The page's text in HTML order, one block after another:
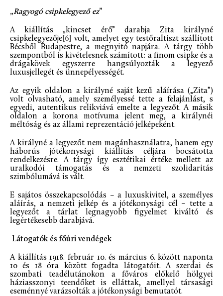
„Ragyogó csipkelegyező ez”
A kiállítás „kincset érő” darabja Zita királyné
csipkelegyezője [6]
volt, amelyet egy testőraltiszt szállított
Bécsből Budapestre, a megnyitó napjára. A tárgy több
szempontból is kivételesnek számított: a finom csipke és a
drágakövek egyszerre hangsúlyozták a legyező
luxusjellegét és ünnepélyességét.
Az egyik oldalon a királyné saját kezű aláírása („Zita”)
volt olvasható, amely személyessé tette a felajánlást, s
egyedi, autentikus relikviává emelte a legyezőt. A másik
oldalon a korona motívuma jelent meg, a királynéi
méltóság és az állami reprezentáció jelképeként.
A királyné a legyezőt nem magánhasználatra, hanem egy
háborús jótékonysági kiállítás céljára bocsátotta
rendelkezésre. A tárgy így esztétikai értéke mellett az
uralkodói támogatás és a nemzeti szolidaritás
szimbólumává is vált.
E sajátos összekapcsolódás – a luxuskivitel, a személyes
aláírás, a nemzeti jelkép és a jótékonysági cél – tette a
legyezőt a tárlat legnagyobb figyelmet kiváltó és
legértékesebb darabjává.
Látogatók és főúri vendégek
A kiállítás 1918. február 10. és március 6. között naponta
10 és 18 óra között fogadta látogatóit. A szerdai és
szombati teadélutánokon a főváros előkelő hölgyei
háziasszonyi teendőket is elláttak, amellyel társasági
eseménnyé varázsolták a jótékonysági bemutatót.